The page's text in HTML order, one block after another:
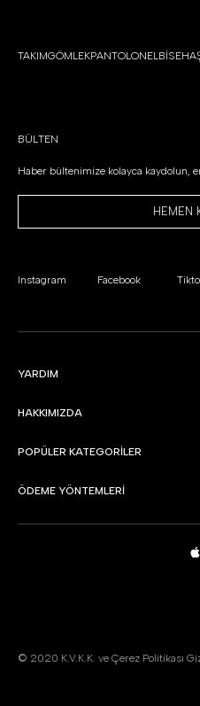
TAKIMGÖMLEKPANTOLONELBİSE
BÜLTEN
Haber bültenimize kolayca kaydolun,
HEMEN
Instagram Facebook
YARDIM
HAKKIMIZDA
POPÜLER KATEGORİLER
ÖDEME YÖNTEMLERİ
© 2020 K.V.K.K. ve Çerez Politikası